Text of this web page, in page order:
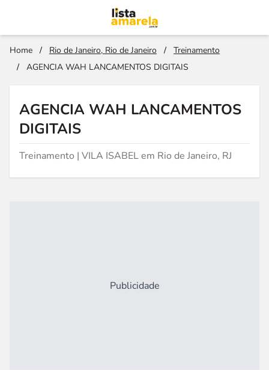
Home / Rio de Janeiro, Rio de Janeiro /
Treinamento
/
AGENCIA WAH LANCAMENTOS DIGITAIS
AGENCIA WAH LANCAMENTOS
DIGITAIS
Treinamento | VILA ISABEL em Rio de Janeiro, RJ
Publicidade